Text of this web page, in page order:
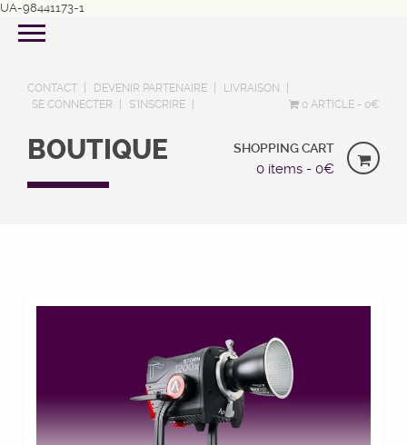
UA-98441173-1
CONTACT DEVENIR PARTENAIRE
LIVRAISON
SE CONNECTER
S’INSCRIRE 0 ARTICLE 0€
BOUTIQUE SHOPPING CART
0 items - 0€